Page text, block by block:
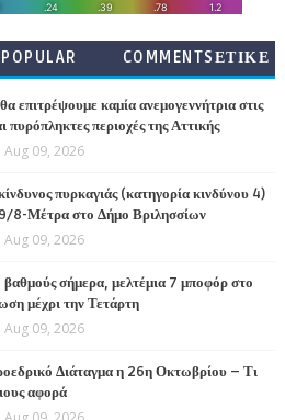
POPULAR
COMMENTSΕΤΙΚΕ
επιτρέψουμε καμία ανεμογεννήτρια στις
πυρόπληκτες περιοχές της Αττικής
Aug 09, 2026
πυρκαγιάς (κατηγορία κινδύνου 4)
8-Μέτρα στο Δήμο Βριλησσίων
Aug 09, 2026
σήμερα, μελτέμια 7 μποφόρ στο
μέχρι την Τετάρτη
Aug 09, 2026
Διάταγμα η 26η Οκτωβρίου – Τι
αφορά